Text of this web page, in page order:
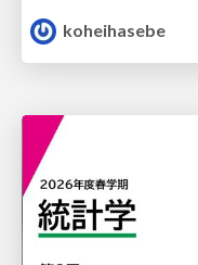
koheihasebe